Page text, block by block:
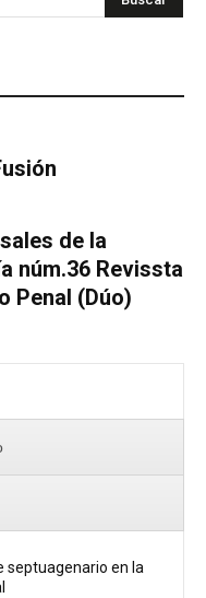
de la
núm.36 Revissta
Penal (Dúo)
septuagenario en la